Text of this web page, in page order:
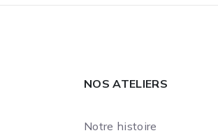
NOS ATELIERS
Notre histoire